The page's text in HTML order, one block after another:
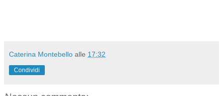
Caterina Montebello alle 17:32
Condividi